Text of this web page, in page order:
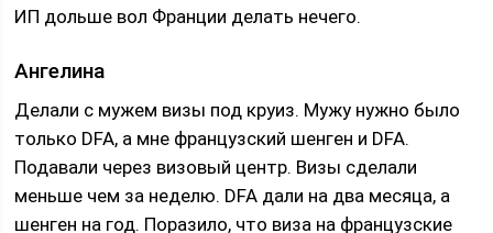
ИП дольше вол Франции делать нечего.
Ангелина
Делали с мужем визы под круиз. Мужу нужно было
только DFA, а мне французский шенген и DFA.
Подавали через визовый центр. Визы сделали
меньше чем за неделю. DFA дали на два месяца, а
шенген на год. Поразило, что виза на французские